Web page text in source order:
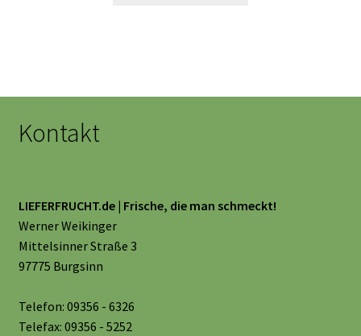
Kontakt
LIEFERFRUCHT.de | Frische, die man schmeckt!
Werner Weikinger
Mittelsinner Straße 3
97775 Burgsinn
Telefon: 09356 - 6326
Telefax: 09356 - 5252